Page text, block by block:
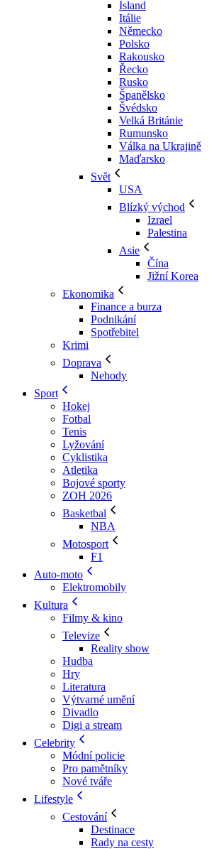
Island
Itálie
Německo
Polsko
Rakousko
Řecko
Rusko
Španělsko
Švédsko
Velká Británie
Rumunsko
Válka na Ukrajině
Maďarsko
Svět
USA
Blízký východ
Izrael
Palestina
Asie
Čína
Jižní Korea
Ekonomika
Finance a burza
Podnikání
Spotřebitel
Krimi
Doprava
Nehody
Sport
Hokej
Fotbal
Tenis
Lyžování
Cyklistika
Atletika
Bojové sporty
ZOH 2026
Basketbal
NBA
Motosport
F1
Auto-moto
Elektromobily
Kultura
Filmy & kino
Televize
Reality show
Hudba
Hry
Literatura
Výtvarné umění
Divadlo
Digi a stream
Celebrity
Módní policie
Pro pamětníky
Nové tváře
Lifestyle
Cestování
Destinace
Rady na cesty